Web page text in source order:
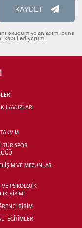
KAYDET
okudum ve anladım, buna
kabul ediyorum.
KILAVUZLARI
SPOR
VE MEZUNLAR
PSİKOLOJİK
BİRİMİ
BİRİMİ
EĞİTİMLER